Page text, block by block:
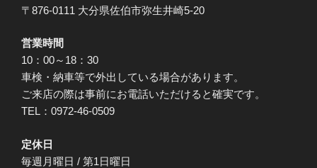
〒876-0111 大分県佐伯市弥生井崎5-20
営業時間
10：00～18：30
車検・納車等で外出している場合があります。
ご来店の際は事前にお電話いただけると確実です。
TEL：0972-46-0509
定休日
毎週月曜日 / 第1日曜日